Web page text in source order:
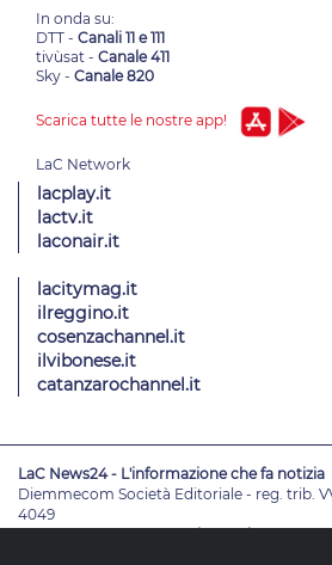
In onda su:
DTT - Canali 11 e 111
tivùsat - Canale 411
Sky - Canale 820
Scarica tutte le nostre app!
lacplay.it
lactv.it
laconair.it
lacitymag.it
ilreggino.it
cosenzachannel.it
ilvibonese.it
catanzarochannel.it
LaC News24 - L'informazione che fa notizia
Diemmecom Società Editoriale - reg. trib.
4049
Direttore ResponsabileAlessandro Russo-